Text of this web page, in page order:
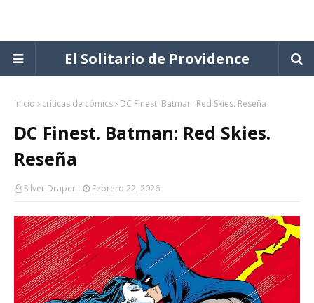
El Solitario de Providence
Inicio críticas de cómics DC Finest. Batman: Red Skies. Reseña
DC Finest. Batman: Red Skies.
Reseña
Silver Draper Febrero 22, 2026